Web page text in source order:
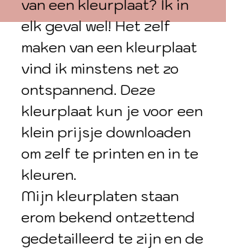
van een kleurplaat? Ik in
elk geval wel! Het zelf
maken van een kleurplaat
vind ik minstens net zo
ontspannend. Deze
kleurplaat kun je voor een
klein prijsje downloaden
om zelf te printen en in te
kleuren.
Mijn kleurplaten staan
erom bekend ontzettend
gedetailleerd te zijn en de